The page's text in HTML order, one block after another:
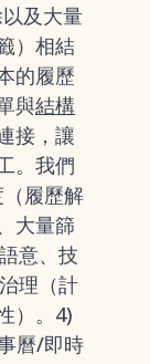
及大量
）相結
的履歷
與結構
接，讓
。我們
履歷解
大量篩
意、技
理（計
）。4)
曆/即時